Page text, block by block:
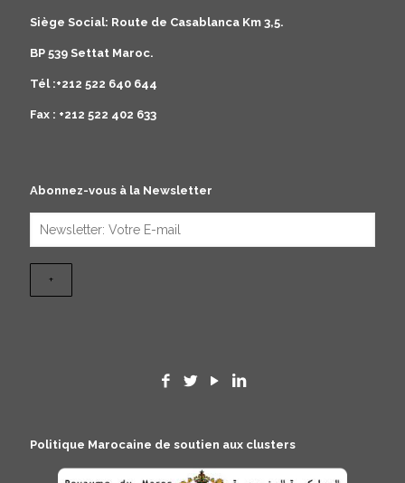
Siège Social: Route de Casablanca Km 3,5.
BP 539 Settat Maroc.
Tél :+212 522 640 644
Fax : +212 522 402 633
Abonnez-vous à la Newsletter
Politique Marocaine de soutien aux clusters